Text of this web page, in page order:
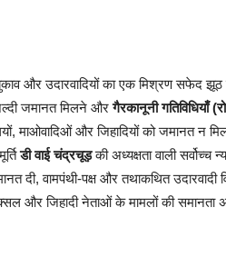
और उदारवादियों का एक मिश्रण सफेद झूठ
जमानत मिलने औरगैरकानूनी गतिविधियाँ
माओवादिओं और जिहादियों को जमानत न
डी वाई चंद्रचूड़की अध्यक्षता वाली सर्वोच्च
दी, वामपंथी-पक्ष और तथाकथित उदारवादी
और जिहादी नेताओं के मामलों की